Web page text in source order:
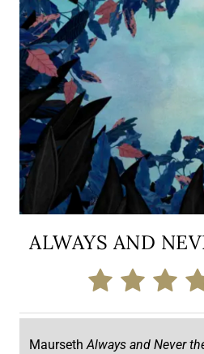
ALWAYS AND
MaursethAlways and Never